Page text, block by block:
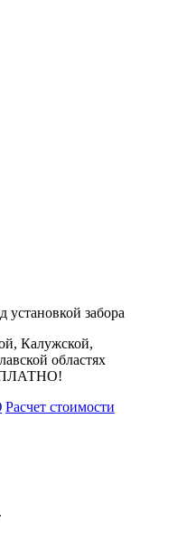
забора
Калужской,
областях
Расчет стоимости